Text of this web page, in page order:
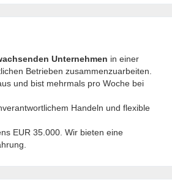
Unternehmen in einer
Betrieben zusammenzuarbeiten.
und bist mehrmals pro Woche bei
Handeln und flexible
EUR 35.000. Wir bieten eine